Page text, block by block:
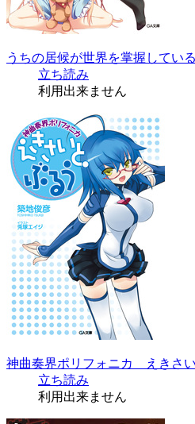
うちの居候が世界を掌握してい
立ち読み
利用出来ません
神曲奏界ポリフォニカ えきさ
立ち読み
利用出来ません